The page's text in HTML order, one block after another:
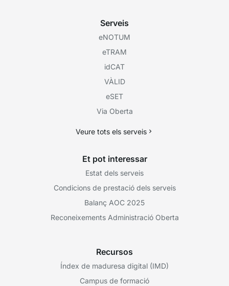
Serveis
eNOTUM
eTRAM
idCAT
VÀLID
eSET
Via Oberta
Veure tots els serveis
Et pot interessar
Estat dels serveis
Condicions de prestació dels serveis
Balanç AOC 2025
Reconeixements Administració Oberta
Recursos
Índex de maduresa digital (IMD)
Campus de formació